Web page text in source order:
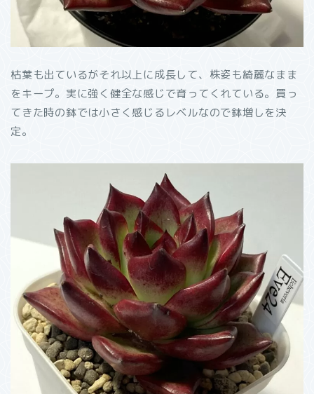
枯葉も出ているがそれ以上に成長して、株姿も綺麗なまま
をキープ。実に強く健全な感じで育ってくれている。買っ
てきた時の鉢では小さく感じるレベルなので鉢増しを決
定。